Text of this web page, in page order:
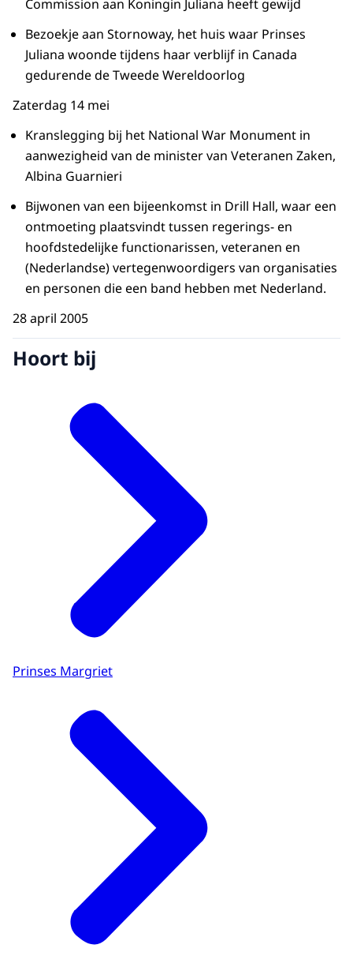
Commission aan Koningin Juliana heeft gewijd
Bezoekje aan Stornoway, het huis waar Prinses
Juliana woonde tijdens haar verblijf in Canada
gedurende de Tweede Wereldoorlog
Zaterdag 14 mei
Kranslegging bij het National War Monument in
aanwezigheid van de minister van Veteranen Zaken,
Albina Guarnieri
Bijwonen van een bijeenkomst in Drill Hall, waar een
ontmoeting plaatsvindt tussen regerings- en
hoofdstedelijke functionarissen, veteranen en
(Nederlandse) vertegenwoordigers van organisaties
en personen die een band hebben met Nederland.
28 april 2005
Hoort bij
Prinses Margriet